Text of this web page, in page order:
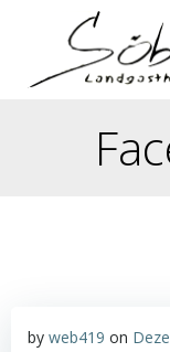
by web419 on